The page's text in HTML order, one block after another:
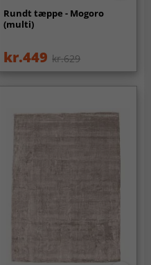
Rundt tæppe - Mogoro
(multi)
kr.449 kr.629